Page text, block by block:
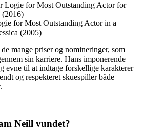
Logie for Most Outstanding Actor for
(2016)
for Most Outstanding Actor in a
(2005)
mange priser og nomineringer, som
sin karriere. Hans imponerende
evne til at indtage forskellige karakterer
og respekteret skuespiller både
Neill vundet?